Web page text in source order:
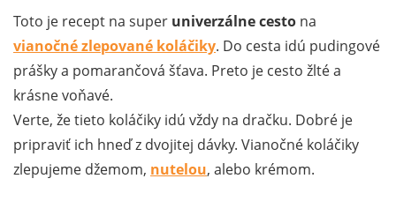
Toto je recept na super univerzálne cesto na
vianočné zlepované koláčiky. Do cesta idú pudingové
prášky a pomarančová šťava. Preto je cesto žlté a
krásne voňavé.
Verte, že tieto koláčiky idú vždy na dračku. Dobré je
pripraviť ich hneď z dvojitej dávky. Vianočné koláčiky
zlepujeme džemom, nutelou, alebo krémom.